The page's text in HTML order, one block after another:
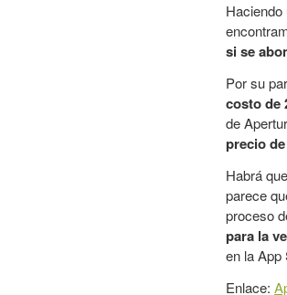
si se
Por su
costo de
de
precio
Habrá
parece
proceso
para la
en la App
Enlace: